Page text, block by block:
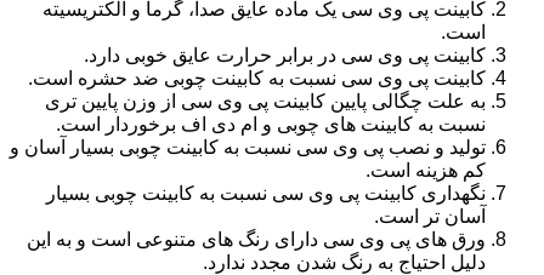
کابینت پی وی سی یک ماده عایق صدا، گرما و الکتریسیته
است.
کابینت پی وی سی در برابر حرارت عایق خوبی دارد.
کابینت پی وی سی نسبت به کابینت چوبی ضد حشره است.
به علت چگالی پایین کابینت پی وی سی از وزن پایین تری
نسبت به کابینت های چوبی و ام دی اف برخوردار است.
تولید و نصب پی وی سی نسبت به کابینت چوبی بسیار آسان و
کم هزینه است.
نگهداری کابینت پی وی سی نسبت به کابینت چوبی بسیار
آسان تر است.
ورق های پی وی سی دارای رنگ های متنوعی است و به این
دلیل احتیاج به رنگ شدن مجدد ندارد.